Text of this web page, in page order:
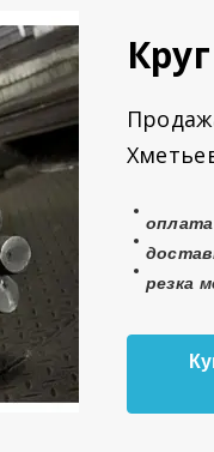
оплата
резка